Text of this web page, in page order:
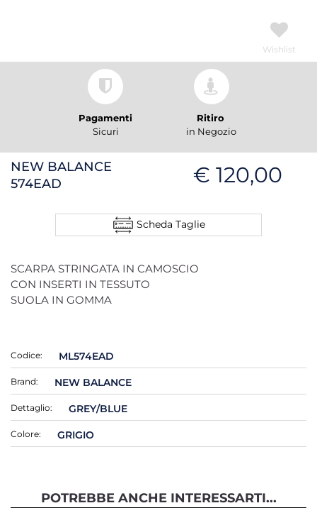
Wishlist
Pagamenti
Sicuri
Ritiro
in Negozio
NEW BALANCE
574EAD
€ 120,00
Scheda Taglie
SCARPA STRINGATA IN CAMOSCIO
CON INSERTI IN TESSUTO
SUOLA IN GOMMA
Codice: ML574EAD
Brand: NEW BALANCE
Dettaglio: GREY/BLUE
Colore: GRIGIO
POTREBBE ANCHE INTERESSARTI...